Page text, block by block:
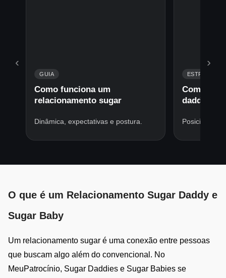
‹
GUIA
Como funciona um
relacionamento sugar
Dinâmica, expectativas e postura.
ESTRATÉGIA
Como
daddy
›
O que é um Relacionamento Sugar Daddy e
Sugar Baby
Um relacionamento sugar é uma conexão entre pessoas
que buscam algo além do convencional. No
MeuPatrocínio, Sugar Daddies e Sugar Babies se